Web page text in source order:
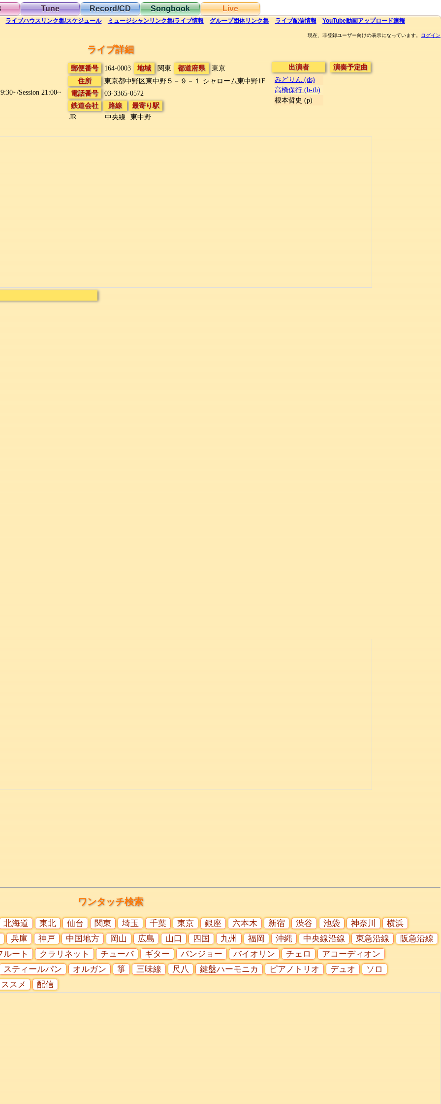
Tune Record/CD Songbook Live
ライブハウス リンク集/スケジュール ミュージシャンリンク集/ライブ情報 グループ団体リンク集 ライブ配信情報 YouTube動画アップロード速報
現在、非登録ユーザー向けの表示になっています。 ログイン
ライブ詳細
Session 21:00~
郵便番号 164-0003 地域 関東 都道府県
東京
住所
東京都中野区東中野５－９－１ シャローム東中野1F
電話番号
03-3365-0572
鉄道会社
JR
路線
中央線
最寄り駅
東中野
出演者
みどりん (ds)
高橋保行 (b-tb)
根本哲史 (p)
演奏予定曲
ワンタッチ検索
北海道 東北 仙台 関東 埼玉 千葉 東京 銀座 六本木 新宿 渋谷 池袋 神奈川
横浜
兵庫
神戸 中国地方 岡山 広島 山口 四国 九州 福岡 沖縄 中央線沿線 東急沿線
阪急沿線
ルート
クラリネット チューバ ギター バンジョー バイオリン チェロ
アコーディオン
スティールパン
オルガン 箏 三味線 尺八 鍵盤ハーモニカ ピアノトリオ デュオ
ソロ
スメ
配信